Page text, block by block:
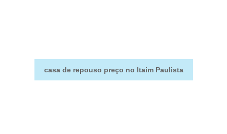
casa de repouso preço no Itaim Paulista